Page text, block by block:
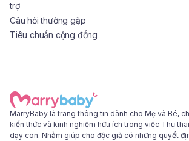
trợ
Câu hỏi thường gặp
Tiêu chuẩn cộng đồng
MarryBaby là trang thông tin dành cho Mẹ và Bé,
kiến thức và kinh nghiệm hữu ích trong việc Thụ
dạy con. Nhằm giúp cho độc giả có những quyết